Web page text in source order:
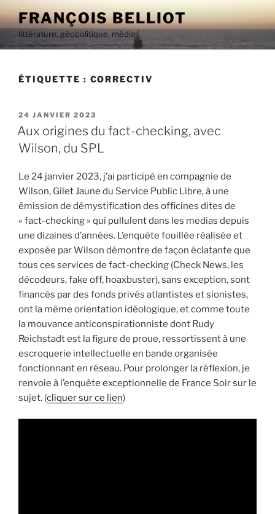
Aller
au
contenu
principal
FRANÇOIS BELLIOT
littérature, géopolitique, médias
ÉTIQUETTE : CORRECTIV
PUBLIÉ
LE
24 JANVIER 2023
Aux origines du fact-checking, avec
Wilson, du SPL
Le 24 janvier 2023, j’ai participé en compagnie de
Wilson, Gilet Jaune du Service Public Libre, à une
émission de démystification des officines dites de
« fact-checking » qui pullulent dans les medias depuis
une dizaines d’années. L’enquête fouillée réalisée et
exposée par Wilson démontre de façon éclatante que
tous ces services de fact-checking (Check News, les
décodeurs, fake off, hoaxbuster), sans exception, sont
financés par des fonds privés atlantistes et sionistes,
ont la même orientation idéologique, et comme toute
la mouvance anticonspirationniste dont Rudy
Reichstadt est la figure de proue, ressortissent à une
escroquerie intellectuelle en bande organisée
fonctionnant en réseau. Pour prolonger la réflexion, je
renvoie à l’enquête exceptionnelle de France Soir sur le
sujet. (cliquer sur ce lien)